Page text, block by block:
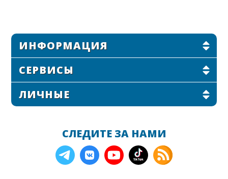
ИНФОРМАЦИЯ
СЕРВИСЫ
ЛИЧНЫЕ
СЛЕДИТЕ ЗА НАМИ